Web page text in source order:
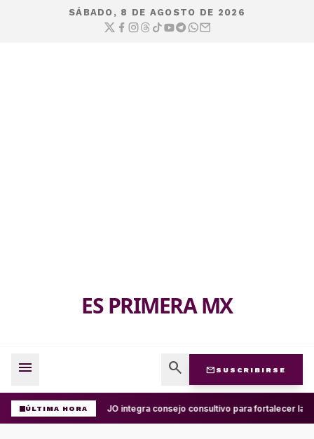
SÁBADO, 8 DE AGOSTO DE 2026
ES PRIMERA MX
menu search mail SUSCRIBIRSE
ÚLTIMA HORAUABJO integra consejo consultivo para fortalecer la